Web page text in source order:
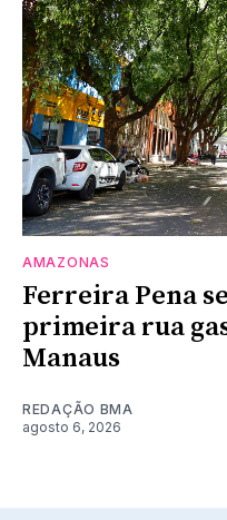
AMAZONAS
Ferreira Pena
primeira rua
Manaus
REDAÇÃO BMA
agosto 6, 2026